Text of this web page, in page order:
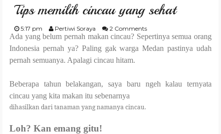
CULINARY
TRAVELING
REVIEW
LIFESTYLE
Tips memilih cincau yang sehat
5:17 pm Pertiwi Soraya 2 Comments
Ada yang belum pernah makan cincau? Sepertinya semua orang
Indonesia pernah ya? Paling gak warga Medan pastinya udah
pernah semuanya. Apalagi cincau hitam.
Beberapa tahun belakangan, saya baru ngeh kalau ternyata
cincau yang kita makan itu sebenarnya
dihasilkan dari tanaman yang namanya cincau.
Loh? Kan emang gitu!